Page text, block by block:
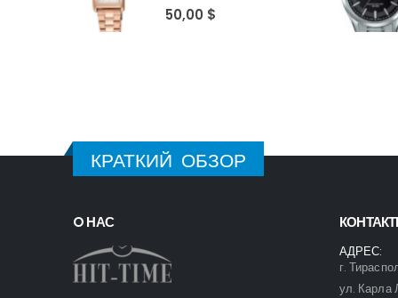
0out of 5
50,00 $
КРАТКИЙ ОБЗОР
O НАС
АДРЕС:
г.
ул. Карла